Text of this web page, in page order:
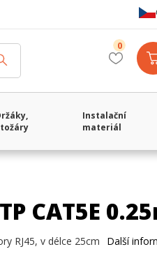
0
Instalační
materiál
CAT5E
RJ45, v délce 25cm Další